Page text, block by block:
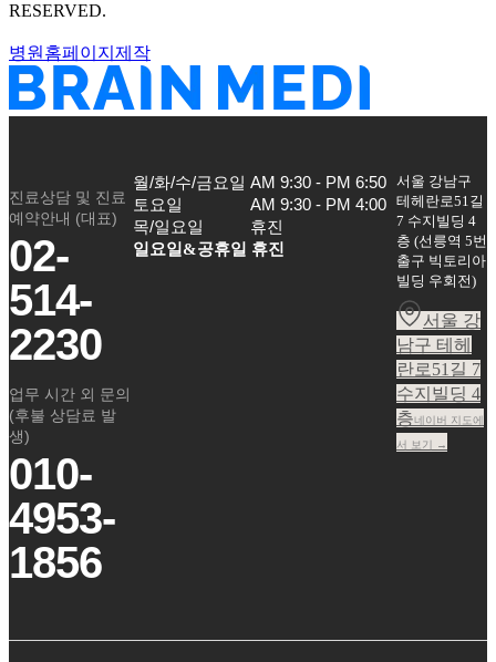
RESERVED.
병원홈페이지제작
진료상담 및 진료
예약안내 (대표)
02-
514-
2230
업무 시간 외 문의
(후불 상담료 발
생)
010-
4953-
1856
월/화/수/금요일
토요일
목/일요일
AM 9:30 - PM 6:50
AM 9:30 - PM 4:00
휴진
일요일&공휴일 휴진
서울 강남구
테헤란로51길
7 수지빌딩 4
층 (선릉역 5번
출구 빅토리아
빌딩 우회전)
서울 강
남구 테헤
란로51길 7
수지빌딩 4
층네이버 지도에
서 보기 →